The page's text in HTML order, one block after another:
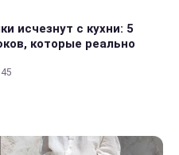
исчезнут с кухни: 5
которые реально